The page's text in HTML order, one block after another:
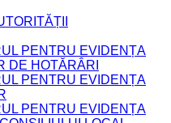
PENTRU EVIDENȚA
DE HOTĂRÂRI
PENTRU EVIDENȚA
PENTRU EVIDENȚA